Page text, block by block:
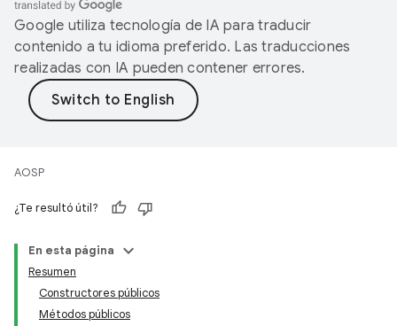
Google utiliza tecnología de IA para traducir
contenido a tu idioma preferido. Las traducciones
realizadas con IA pueden contener errores.
AOSP
¿Te resultó útil?
En esta página
Resumen
Constructores públicos
Métodos públicos